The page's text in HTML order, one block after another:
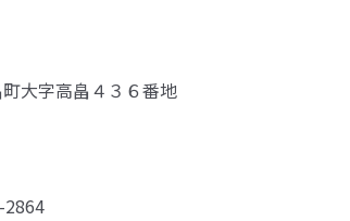
大字高畠４３６番地